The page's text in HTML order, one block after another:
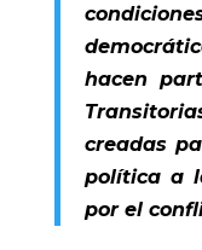
hacen
creadas
política a
por el